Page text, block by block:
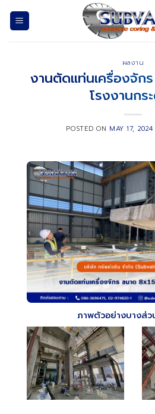
ผลงาน
งานตัดแท่นเครื่องจัก
โรงงานกร
POSTED ON MAY 17, 2024
ภาพตัวอย่างบางส่ว